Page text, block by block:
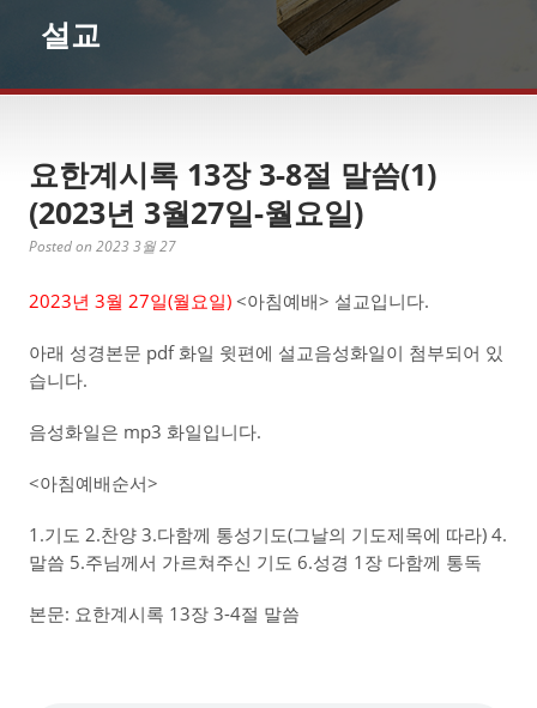
설교
요한계시록 13장 3-8절 말씀(1)
(2023년 3월27일-월요일)
Posted on 2023 3월 27
2023년 3월 27일(월요일) <아침예배> 설교입니다.
아래 성경본문 pdf 화일 윗편에 설교음성화일이 첨부되어 있
습니다.
음성화일은 mp3 화일입니다.
<아침예배순서>
1.기도 2.찬양 3.다함께 통성기도(그날의 기도제목에 따라) 4.
말씀 5.주님께서 가르쳐주신 기도 6.성경 1장 다함께 통독
본문: 요한계시록 13장 3-4절 말씀